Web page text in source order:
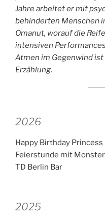
Jahre arbeitet er mit
behinderten Menschen
Omanut, worauf die
intensiven
Atmen im Gegenwind
Erzählung.
2026
Happy Birthday Princess
Feierstunde mit
TD Berlin Bar
2025